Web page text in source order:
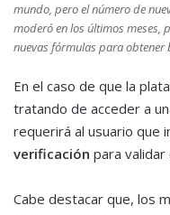
mundo, pero el número de
moderó en los últimos meses,
nuevas fórmulas para obtener
En el caso de que la
tratando de acceder a
requerirá al usuario que
verificación para validar
Cabe destacar que, los